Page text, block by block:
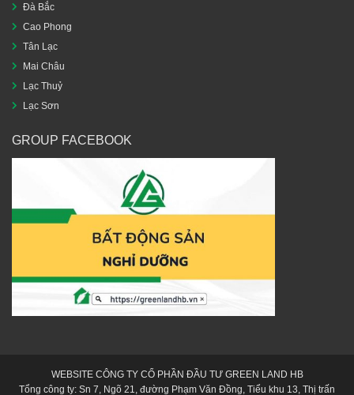
Đà Bắc
Cao Phong
Tân Lạc
Mai Châu
Lạc Thuỷ
Lạc Sơn
GROUP FACEBOOK
WEBSITE CÔNG TY CỔ PHẦN ĐẦU TƯ GREEN LAND HB
Tổng công ty: Sn 7, Ngõ 21, đường Phạm Văn Đồng, Tiểu khu 13, Thị trấn